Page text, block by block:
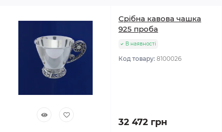
Срібна кавова чашка
925 проба
В наявності
Код товару: 8100026
32 472 грн